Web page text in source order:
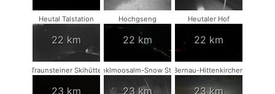
Heutal Talstation
22 km
Hochgseng
22 km
Heutaler Hof
22 km
Traunsteiner Skihütte
23 km
Winklmoosalm-Snow Stake
23 km
Bernau-Hittenkirchen
23 km